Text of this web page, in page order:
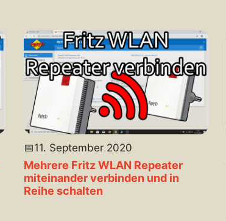
📅11. September 2020
Mehrere Fritz WLAN Repeater
miteinander verbinden und in
Reihe schalten